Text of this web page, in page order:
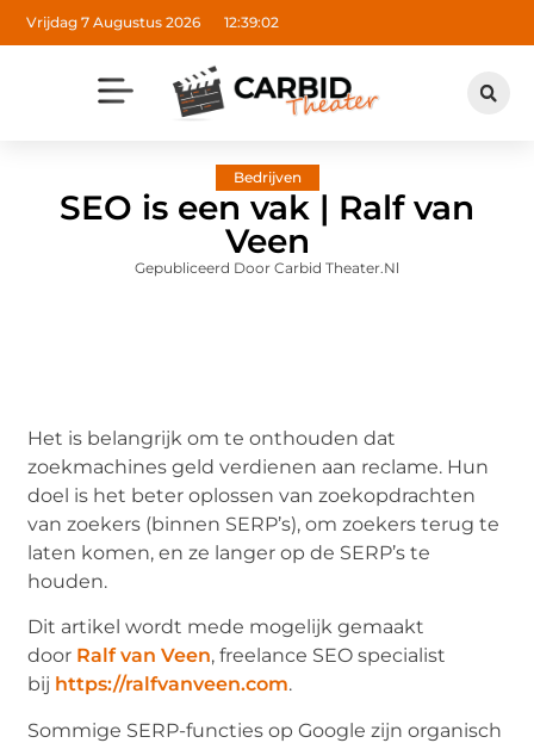
Vrijdag 7 Augustus 2026 12:39:03
Bedrijven
SEO is een vak | Ralf van
Veen
Gepubliceerd Door Carbid Theater.nl
Het is belangrijk om te onthouden dat
zoekmachines geld verdienen aan reclame. Hun
doel is het beter oplossen van zoekopdrachten
van zoekers (binnen SERP’s), om zoekers terug te
laten komen, en ze langer op de SERP’s te
houden.
Dit artikel wordt mede mogelijk gemaakt
door Ralf van Veen, freelance SEO specialist
bij https://ralfvanveen.com.
Sommige SERP-functies op Google zijn organisch